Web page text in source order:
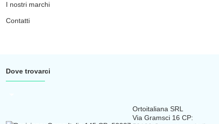
I nostri marchi
Contatti
Dove trovarci
Ortoitaliana SRL
Via Gramsci 16 CP: